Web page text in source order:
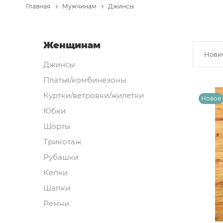
Главная Мужчинам Джинсы
Женщинам
Джинсы
Платья/комбинезоны
Куртки/ветровки/жилетки
Юбки
Шорты
Трикотаж
Рубашки
Кепки
Шапки
Ремни